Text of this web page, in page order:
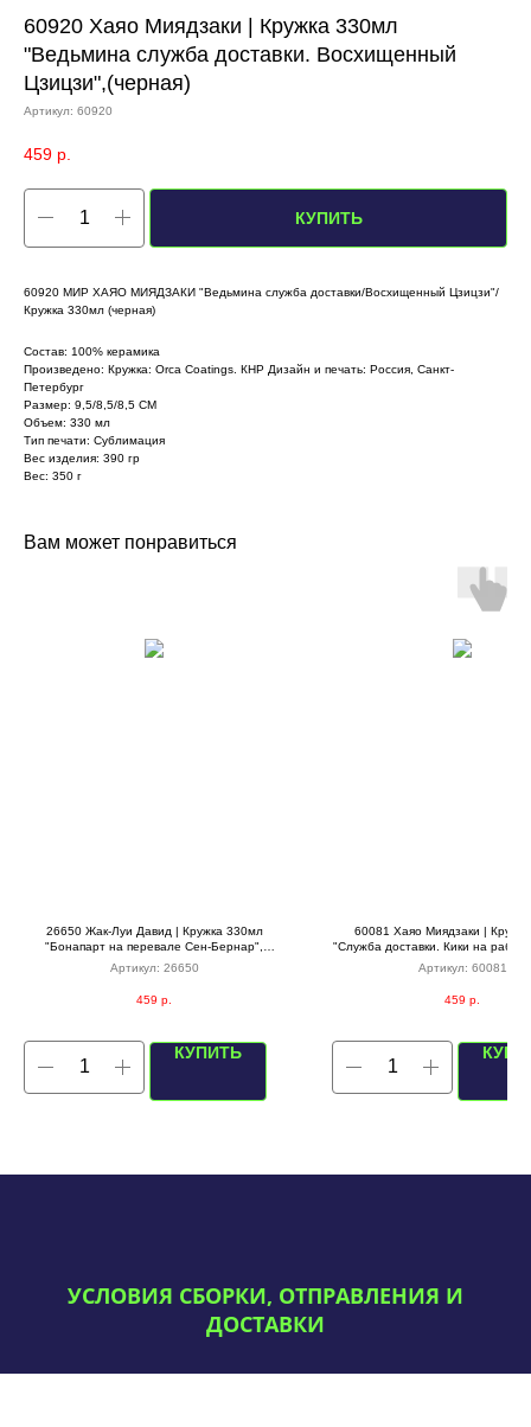
60920 Хаяо Миядзаки | Кружка 330мл
"Ведьмина служба доставки. Восхищенный
Цзицзи",(черная)
Артикул: 60920
459 р.
КУПИТЬ
60920 МИР ХАЯО МИЯДЗАКИ "Ведьмина служба доставки/Восхищенный Цзицзи"/
Кружка 330мл (черная)
Состав: 100% керамика
Произведено: Кружка: Orca Coatings. КНР Дизайн и печать: Россия, Санкт-
Петербург
Размер: 9,5/8,5/8,5 СМ
Объем: 330 мл
Тип печати: Сублимация
Вес изделия: 390 гр
Вес: 350 г
Вам может понравиться
26650 Жак-Луи Давид | Кружка 330мл
"Бонапарт на перевале Сен-Бернар",
(черная)
Артикул: 26650
459 р.
КУПИТЬ
60081 Хаяо Миядзаки |
"Служба доставки. Кики на
Артикул: 60081
459 р.
УСЛОВИЯ СБОРКИ, ОТПРАВЛЕНИЯ И
ДОСТАВКИ